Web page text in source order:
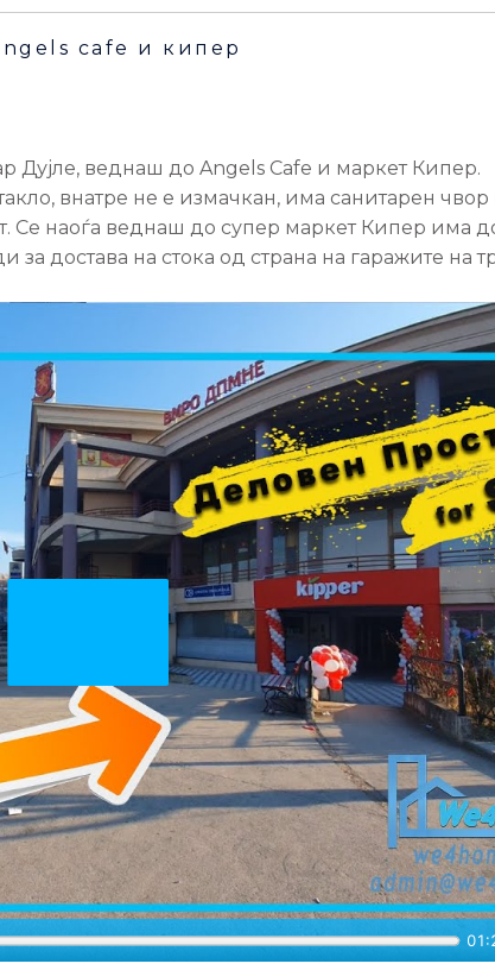
cafe и кипер
Дујле, веднаш до Angels Cafe и маркет Кипер.
внатре не е измачкан, има санитарен чвор
Се наоѓа веднаш до супер маркет Кипер има
достава на стока од страна на гаражите на